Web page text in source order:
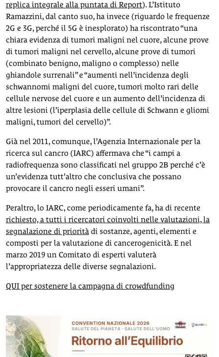
replica integrale alla puntata di Report). L’Istituto
Ramazzini, dal canto suo, ha invece (riguardo le frequenze
2G e 3G, perché il 5G è inesplorato) ha riscontrato “una
chiara evidenza di tumori maligni nel cuore, alcune prove
di tumori maligni nel cervello, alcune prove di tumori
(combinato benigno, maligno o complesso) nelle
ghiandole surrenali” e “aumenti nell’incidenza degli
schwannomi maligni del cuore, tumori molto rari delle
cellule nervose del cuore e un aumento dell’incidenza di
altre lesioni (l’iperplasia delle cellule di Schwann e gliomi
maligni, tumori del cervello)”.
Già nel 2011, comunque, l’Agenzia Internazionale per la
ricerca sul cancro (IARC) affermava che “i campi a
radiofrequenza sono classificati nel gruppo 2B perché c’è
un’evidenza tutt’altro che conclusiva che possano
provocare il cancro negli esseri umani”.
Peraltro, lo IARC, come periodicamente fa, ha di recente
richiesto, a tutti i ricercatori coinvolti nelle valutazioni, la
segnalazione di priorità di sostanze, agenti, elementi e
composti per la valutazione di cancerogenicità. E nel
marzo 2019 un Comitato di esperti valuterà
l’appropriatezza delle diverse segnalazioni.
QUI per sostenere la campagna di crowdfunding